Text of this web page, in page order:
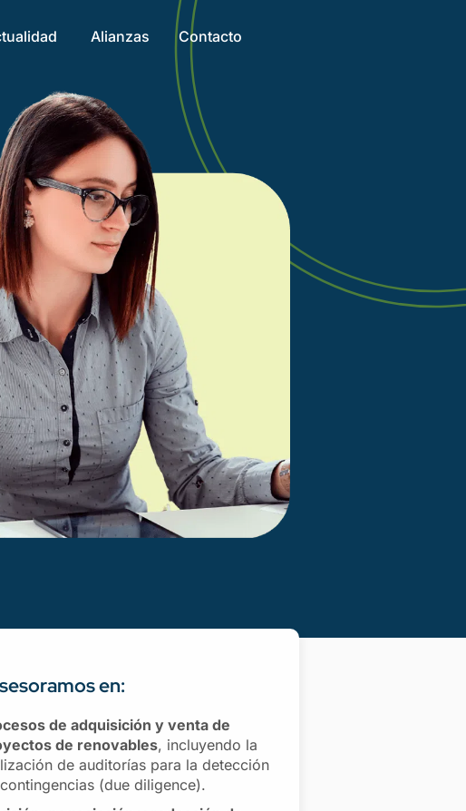
Alianzas Contacto
en:
de adquisición y venta de
de renovables, incluyendo la
de auditorías para la detección
(due diligence).